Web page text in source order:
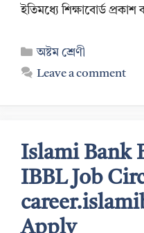
ইতিমধ্যে শিক্ষাবোর্ড প্রকাশ
Categories
অষ্টম শ্রেণী
Leave a comment
Islami Bank
IBBL Job
Apply